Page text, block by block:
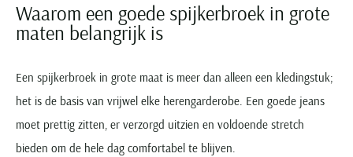
Waarom een goede spijkerbroek in grote
maten belangrijk is
Een spijkerbroek in grote maat is meer dan alleen een kledingstuk;
het is de basis van vrijwel elke herengarderobe. Een goede jeans
moet prettig zitten, er verzorgd uitzien en voldoende stretch
bieden om de hele dag comfortabel te blijven.